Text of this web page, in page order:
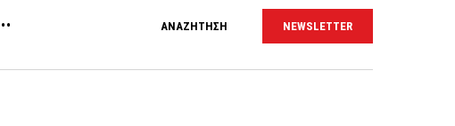
ΑΝΑΖΗΤΗΣΗ NEWSLETTER